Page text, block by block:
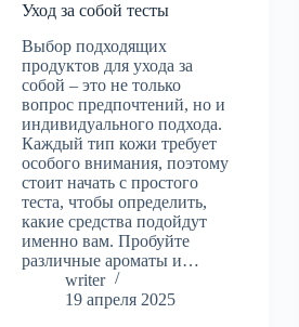
Уход за собой тесты
Выбор подходящих
продуктов для ухода за
собой – это не только
вопрос предпочтений, но и
индивидуального подхода.
Каждый тип кожи требует
особого внимания, поэтому
стоит начать с простого
теста, чтобы определить,
какие средства подойдут
именно вам. Пробуйте
различные ароматы и…
writer
19 апреля 2025